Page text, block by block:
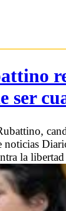
ser
noticias
la